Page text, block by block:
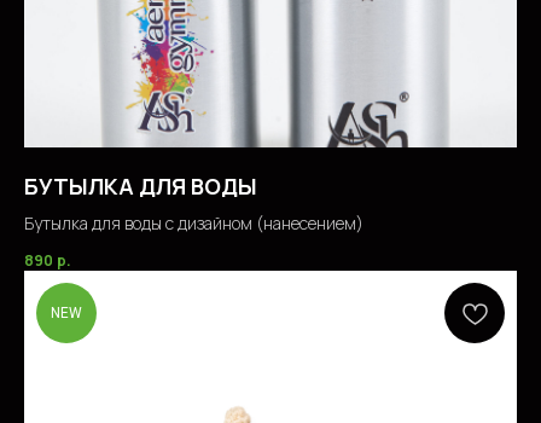
БУТЫЛКА ДЛЯ ВОДЫ
Бутылка для воды с дизайном (нанесением)
890 р.
NEW